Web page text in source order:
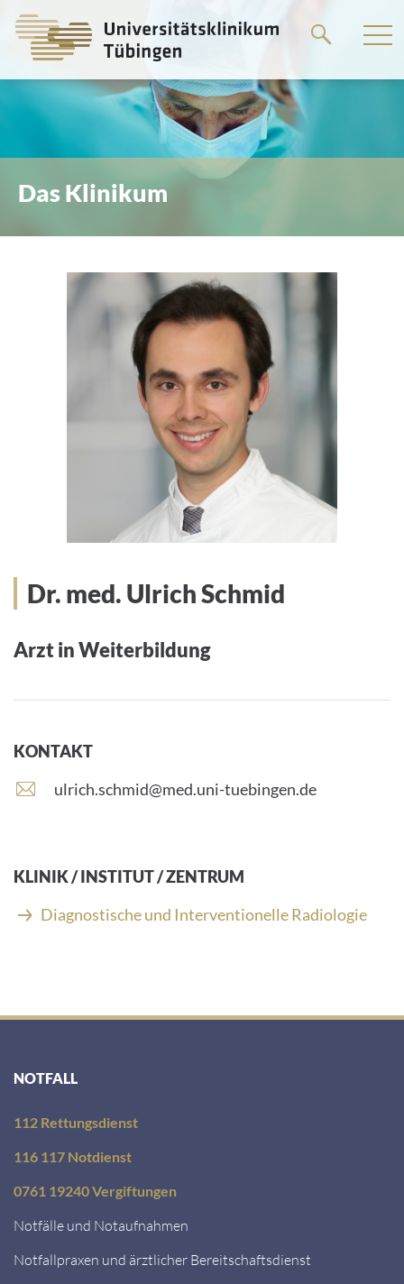
zum
Das Klinikum
Dr. med. Ulrich Schmid
Arzt in Weiterbildung
KONTAKT
E
i
l
-
A
s
ulrich.schmid@med.uni-tuebingen.de
KLINIK / INSTITUT / ZENTRUM
Diagnostische und Interventionelle Radiologie
NOTFALL
112 Rettungsdienst
116 117 Notdienst
0761 19240 Vergiftungen
Notfälle und Notaufnahmen
Notfallpraxen und ärztlicher Bereitschaftsdienst